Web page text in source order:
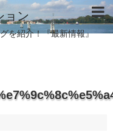
ョン
を紹介！『最新情報』